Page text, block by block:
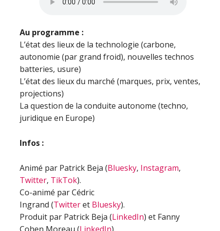
Au programme :
L’état des lieux de la technologie (carbone,
autonomie (par grand froid), nouvelles technos
batteries, usure)
L’état des lieux du marché (marques, prix, ventes,
projections)
La question de la conduite autonome (techno,
juridique en Europe)
Infos :
Animé par Patrick Beja (Bluesky, Instagram,
Twitter, TikTok).
Co-animé par Cédric
Ingrand (Twitteret Bluesky).
Produit par Patrick Beja (LinkedIn) et Fanny